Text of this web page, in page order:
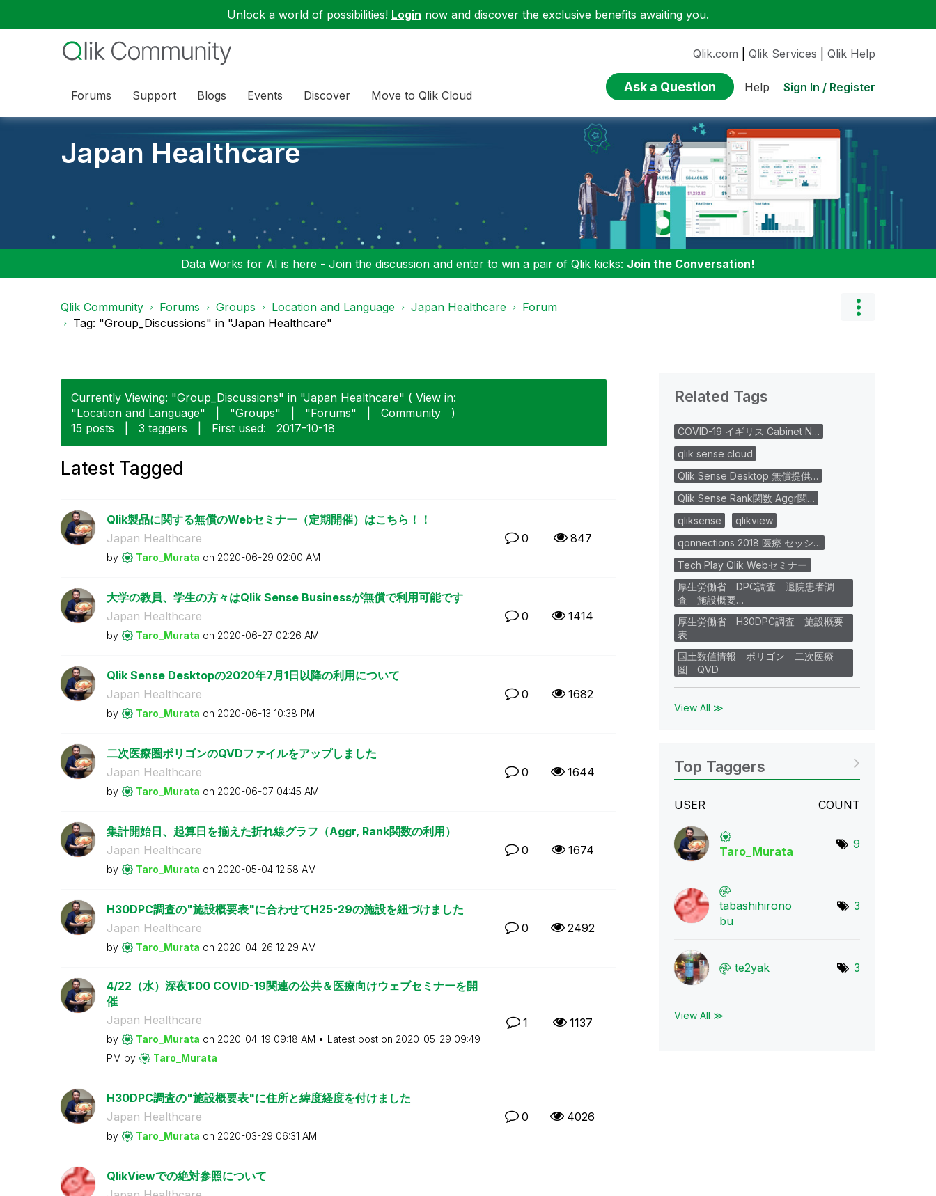
Unlock a world of possibilities! Login now and discover the exclusive benefits awaiting you.
Forums Support Blogs Events Discover Move to Qlik Cloud
Qlik.com Qlik Services Qlik Help
Ask a Question Help Sign In / Register
Japan Healthcare
Data Works for AI is here - Join the discussion and enter to win a pair of Qlik kicks: Join the Conversation!
Qlik Community Forums Groups Location and Language Japan Healthcare
Forum
Tag: "Group_Discussions" in "Japan Healthcare"
Currently Viewing: "Group_Discussions" in "Japan Healthcare" ( View in:
"Location and Language"
"Groups" "Forums" Community
)
15 posts
3 taggers First used: ‎2017-10-18
Latest Tagged
Qlik製品に関する無償のWebセミナー（定期開催）はこちら！！
Japan Healthcare
by Taro_Murata on ‎2020-06-29 02:00 AM
0 847
大学の教員、学生の方々はQlik Sense Businessが無償で利用可能です
Japan Healthcare
by Taro_Murata on ‎2020-06-27 02:26 AM
0 1414
Qlik Sense Desktopの2020年7月1日以降の利用について
Japan Healthcare
by Taro_Murata on ‎2020-06-13 10:38 PM
0 1682
二次医療圏ポリゴンのQVDファイルをアップしました
Japan Healthcare
by Taro_Murata on ‎2020-06-07 04:45 AM
0 1644
集計開始日、起算日を揃えた折れ線グラフ（Aggr, Rank関数の利用）
Japan Healthcare
by Taro_Murata on ‎2020-05-04 12:58 AM
0 1674
H30DPC調査の"施設概要表"に合わせてH25-29の施設を紐づけました
Japan Healthcare
by Taro_Murata on ‎2020-04-26 12:29 AM
0 2492
4/22（水）深夜1:00 COVID-19関連の公共＆医療向けウェブセミナーを開
催
Japan Healthcare
by Taro_Murata on ‎2020-04-19 09:18 AM Latest post on ‎2020-05-29 09:49
PM by Taro_Murata
1 1137
H30DPC調査の"施設概要表"に住所と緯度経度を付けました
Japan Healthcare
by Taro_Murata on ‎2020-03-29 06:31 AM
0 4026
QlikViewでの絶対参照について
Related Tags
COVID-19 イギリス Cabinet N…
qlik sense cloud
Qlik Sense Desktop 無償提供…
Qlik Sense Rank関数 Aggr関…
qliksense
qlikview
qonnections 2018 医療 セッシ…
Tech Play Qlik Webセミナー
厚生労働省 DPC調査 退院患者調
査 施設概要…
厚生労働省 H30DPC調査 施設概要
表
国土数値情報 ポリゴン 二次医療
圏 QVD
View All ≫
Top Taggers
USER COUNT
Taro_Murata
9
tabashihirono
bu
3
te2yak 3
View All ≫